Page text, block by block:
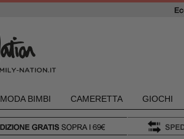
MODA BIMBI CAMERETTA GIOCHI